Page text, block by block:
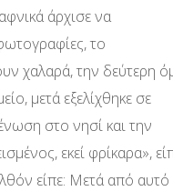
άρχισε να
το
χαλαρά, την δεύτερη
μετά εξελίχθηκε σε
στο νησί και την
εκεί φρίκαρα»,
είπε: Μετά από αυτό